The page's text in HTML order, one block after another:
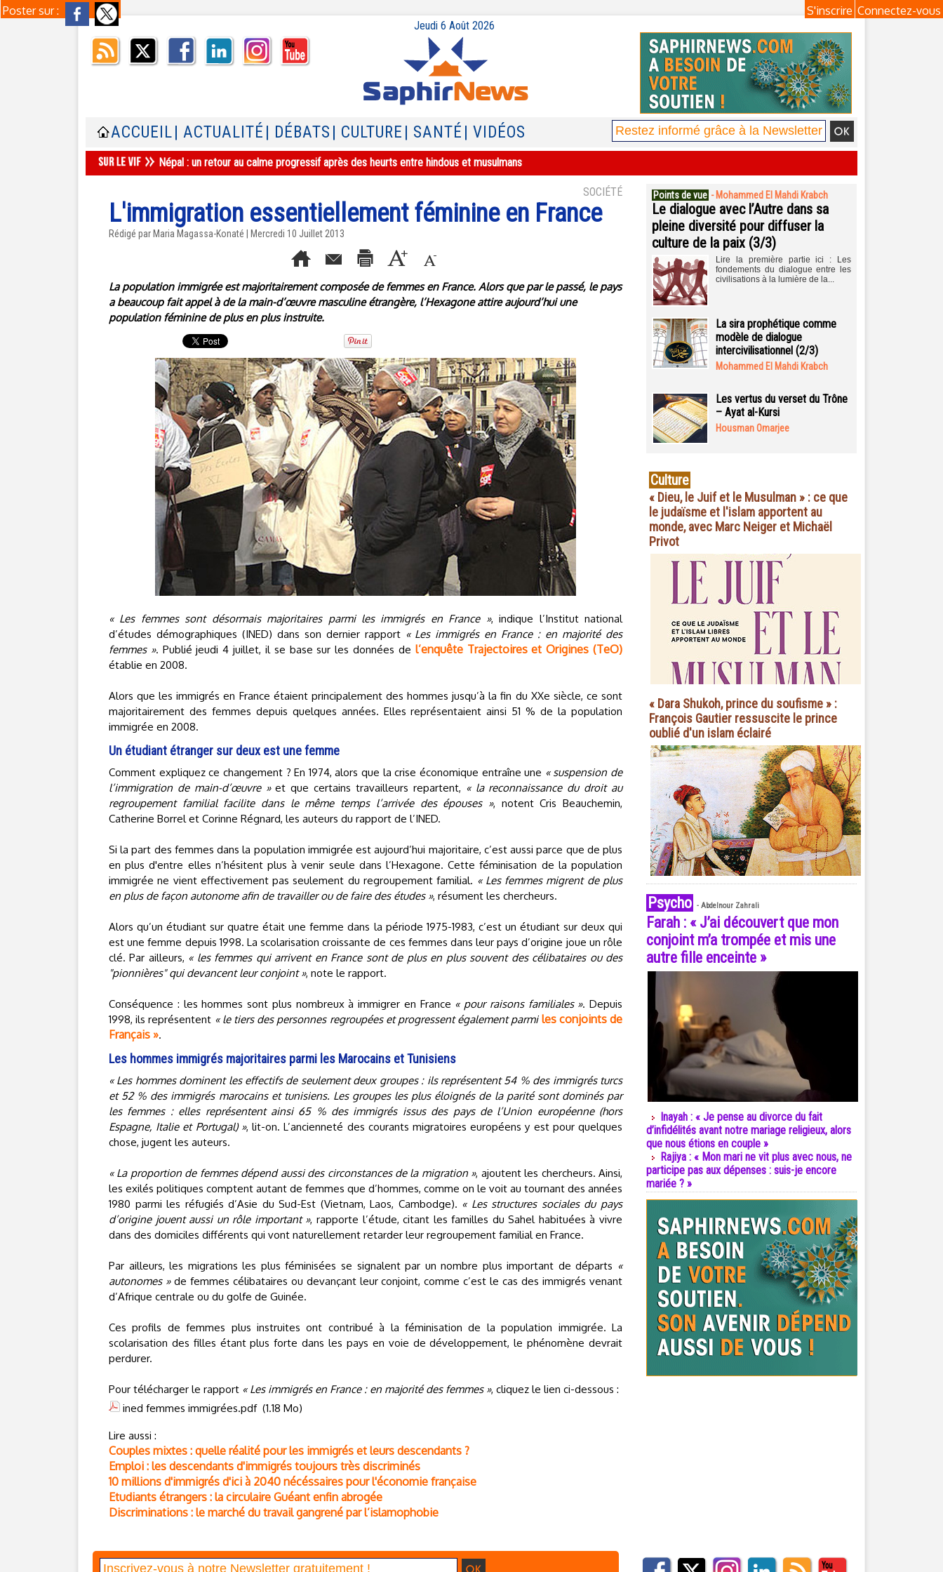
Poster sur : Connectez-vous
S'inscrire
Jeudi 6 Août 2026
ACCUEIL | ACTUALITÉ | DÉBATS | CULTURE | SANTÉ | VIDÉOS
Népal : un retour au calme progressif après des heurts entre hindous et musulmans
SOCIÉTÉ
L'immigration essentiellement féminine en France
Rédigé par Maria Magassa-Konaté | Mercredi 10 Juillet 2013
La population immigrée est majoritairement composée de femmes en France. Alors que par le passé, le pays
a beaucoup fait appel à de la main-d’œuvre masculine étrangère, l’Hexagone attire aujourd’hui une
population féminine de plus en plus instruite.
« Les femmes sont désormais majoritaires parmi les immigrés en France », indique l’Institut national
d’études démographiques (INED) dans son dernier rapport « Les immigrés en France : en majorité des
femmes ». Publié jeudi 4 juillet, il se base sur les données de l’enquête Trajectoires et Origines (TeO)
établie en 2008.
Alors que les immigrés en France étaient principalement des hommes jusqu’à la fin du XXe siècle, ce sont
majoritairement des femmes depuis quelques années. Elles représentaient ainsi 51 % de la population
immigrée en 2008.
Un étudiant étranger sur deux est une femme
Comment expliquez ce changement ? En 1974, alors que la crise économique entraîne une « suspension de
l’immigration de main-d’œuvre »et que certains travailleurs repartent, « la reconnaissance du droit au
regroupement familial facilite dans le même temps l’arrivée des épouses », notent Cris Beauchemin,
Catherine Borrel et Corinne Régnard, les auteurs du rapport de l’INED.
Si la part des femmes dans la population immigrée est aujourd’hui majoritaire, c’est aussi parce que de plus
en plus d'entre elles n’hésitent plus à venir seule dans l’Hexagone. Cette féminisation de la population
immigrée ne vient effectivement pas seulement du regroupement familial. « Les femmes migrent de plus
en plus de façon autonome afin de travailler ou de faire des études », résument les chercheurs.
Alors qu’un étudiant sur quatre était une femme dans la période 1975-1983, c’est un étudiant sur deux qui
est une femme depuis 1998. La scolarisation croissante de ces femmes dans leur pays d’origine joue un rôle
clé. Par ailleurs, « les femmes qui arrivent en France sont de plus en plus souvent des célibataires ou des
"pionnières" qui devancent leur conjoint », note le rapport.
Conséquence : les hommes sont plus nombreux à immigrer en France « pour raisons familiales ». Depuis
1998, ils représentent « le tiers des personnes regroupées et progressent également parmi les conjoints de
Français ».
Les hommes immigrés majoritaires parmi les Marocains et Tunisiens
« Les hommes dominent les effectifs de seulement deux groupes : ils représentent 54 % des immigrés turcs
et 52 % des immigrés marocains et tunisiens. Les groupes les plus éloignés de la parité sont dominés par
les femmes : elles représentent ainsi 65 % des immigrés issus des pays de l’Union européenne (hors
Espagne, Italie et Portugal) », lit-on. L’ancienneté des courants migratoires européens y est pour quelques
chose, jugent les auteurs.
« La proportion de femmes dépend aussi des circonstances de la migration », ajoutent les chercheurs. Ainsi,
les exilés politiques comptent autant de femmes que d’hommes, comme on le voit au tournant des années
1980 parmi les réfugiés d’Asie du Sud-Est (Vietnam, Laos, Cambodge). « Les structures sociales du pays
d’origine jouent aussi un rôle important », rapporte l’étude, citant les familles du Sahel habituées à vivre
dans des domiciles différents qui vont naturellement retarder leur regroupement familial en France.
Par ailleurs, les migrations les plus féminisées se signalent par un nombre plus important de départs «
autonomes »de femmes célibataires ou devançant leur conjoint, comme c’est le cas des immigrés venant
d’Afrique centrale ou du golfe de Guinée.
Ces profils de femmes plus instruites ont contribué à la féminisation de la population immigrée. La
scolarisation des filles étant plus forte dans les pays en voie de développement, le phénomène devrait
perdurer.
Pour télécharger le rapport « Les immigrés en France : en majorité des femmes », cliquez le lien ci-dessous :
ined femmes immigrées.pdf (1.18 Mo)
Lire aussi :
Couples mixtes : quelle réalité pour les immigrés et leurs descendants ?
Emploi : les descendants d'immigrés toujours très discriminés
10 millions d'immigrés d'ici à 2040 nécéssaires pour l'économie française
Etudiants étrangers : la circulaire Guéant enfin abrogée
Discriminations : le marché du travail gangrené par l’islamophobie
Points de vue - Mohammed El Mahdi Krabch
Le dialogue avec l’Autre dans sa
pleine diversité pour diffuser la
culture de la paix (3/3)
Lire la première partie ici : Les
fondements du dialogue entre les
civilisations à la lumière de la...
La sira prophétique comme
modèle de dialogue
intercivilisationnel (2/3)
Mohammed El Mahdi Krabch
Les vertus du verset du Trône
– Ayat al-Kursi
Housman Omarjee
Culture
« Dieu, le Juif et le Musulman » : ce que
le judaïsme et l'islam apportent au
monde, avec Marc Neiger et Michaël
Privot
« Dara Shukoh, prince du soufisme » :
François Gautier ressuscite le prince
oublié d'un islam éclairé
Psycho - Abdelnour Zahrali
Farah : « J’ai découvert que mon
conjoint m’a trompée et mis une
autre fille enceinte »
Inayah : « Je pense au divorce du fait
d’infidélités avant notre mariage religieux, alors
que nous étions en couple »
Rajiya : « Mon mari ne vit plus avec nous, ne
participe pas aux dépenses : suis-je encore
mariée ? »